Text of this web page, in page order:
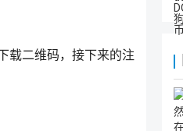
载二维码，接下来的注